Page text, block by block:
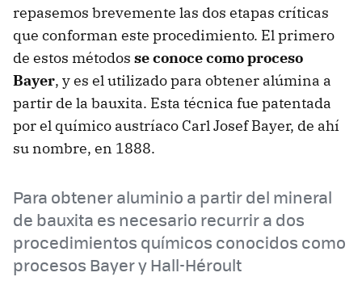
repasemos brevemente las dos etapas críticas
que conforman este procedimiento. El primero
de estos métodos se conoce como proceso
Bayer, y es el utilizado para obtener alúmina a
partir de la bauxita. Esta técnica fue patentada
por el químico austríaco Carl Josef Bayer, de ahí
su nombre, en 1888.
Para obtener aluminio a partir del mineral
de bauxita es necesario recurrir a dos
procedimientos químicos conocidos como
procesos Bayer y Hall-Héroult